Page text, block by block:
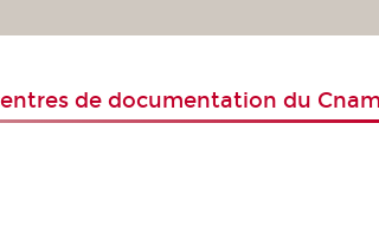
de documentation du Cnam